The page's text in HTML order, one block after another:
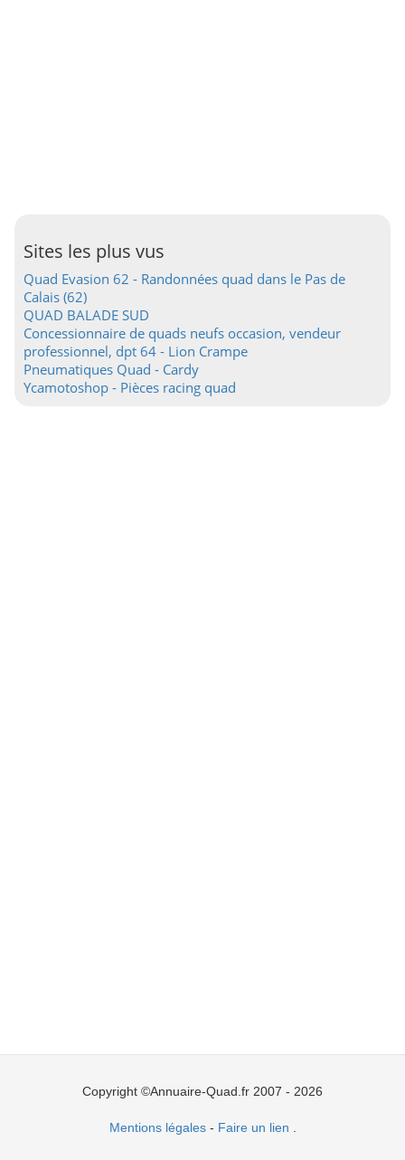
Sites les plus vus
Quad Evasion 62 - Randonnées quad dans le Pas de
Calais (62)
QUAD BALADE SUD
Concessionnaire de quads neufs occasion, vendeur
professionnel, dpt 64 - Lion Crampe
Pneumatiques Quad - Cardy
Ycamotoshop - Pièces racing quad
Copyright ©Annuaire-Quad.fr 2007 - 2026
Mentions légales- Faire un lien